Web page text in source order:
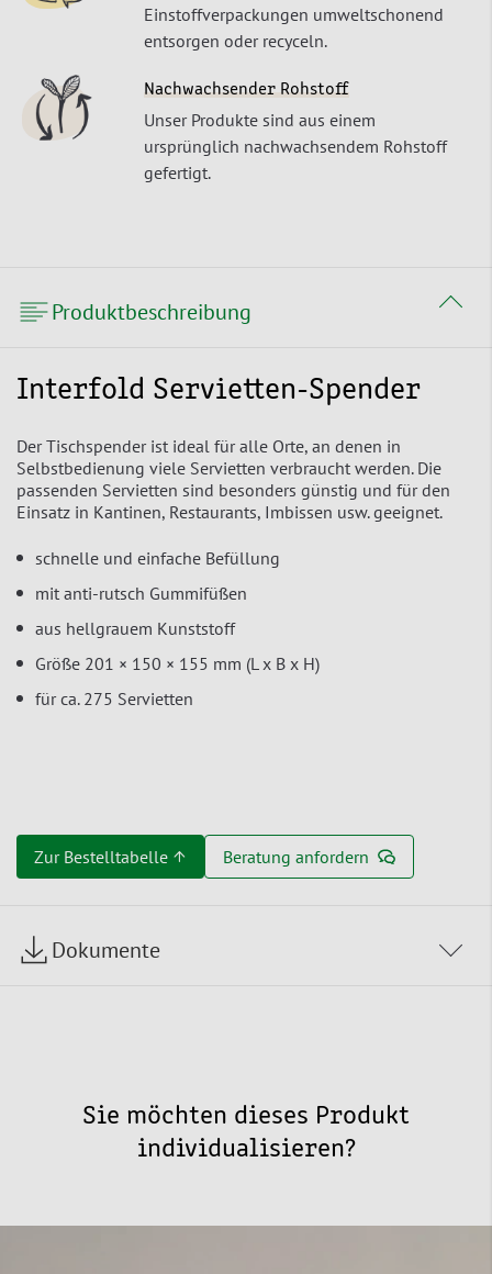
Einstoffverpackungen umweltschonend
entsorgen oder recyceln.
Nachwachsender Rohstoff
Unser Produkte sind aus einem
ursprünglich nachwachsendem Rohstoff
gefertigt.
Produktbeschreibung
Interfold Servietten-Spender
Der Tischspender ist ideal für alle Orte, an denen in
Selbstbedienung viele Servietten verbraucht werden. Die
passenden Servietten sind besonders günstig und für den
Einsatz in Kantinen, Restaurants, Imbissen usw. geeignet.
schnelle und einfache Befüllung
mit anti-rutsch Gummifüßen
aus hellgrauem Kunststoff
Größe 201 × 150 × 155 mm (L x B x H)
für ca. 275 Servietten
Zur Bestelltabelle ↑ Beratung anfordern
Dokumente
Sie möchten dieses Produkt
individualisieren?